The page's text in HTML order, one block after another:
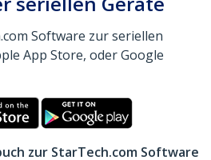
Software zur seriellen
App Store, oder Google
zur StarTech.com Software